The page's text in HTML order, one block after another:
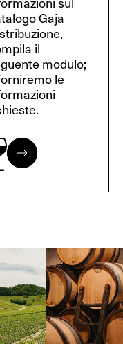
Gaja
il
modulo;
le
Instagram